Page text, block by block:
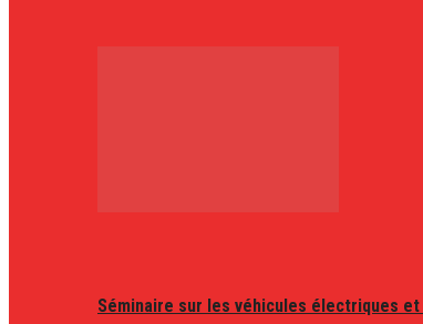
Séminaire sur les véhicules électriques